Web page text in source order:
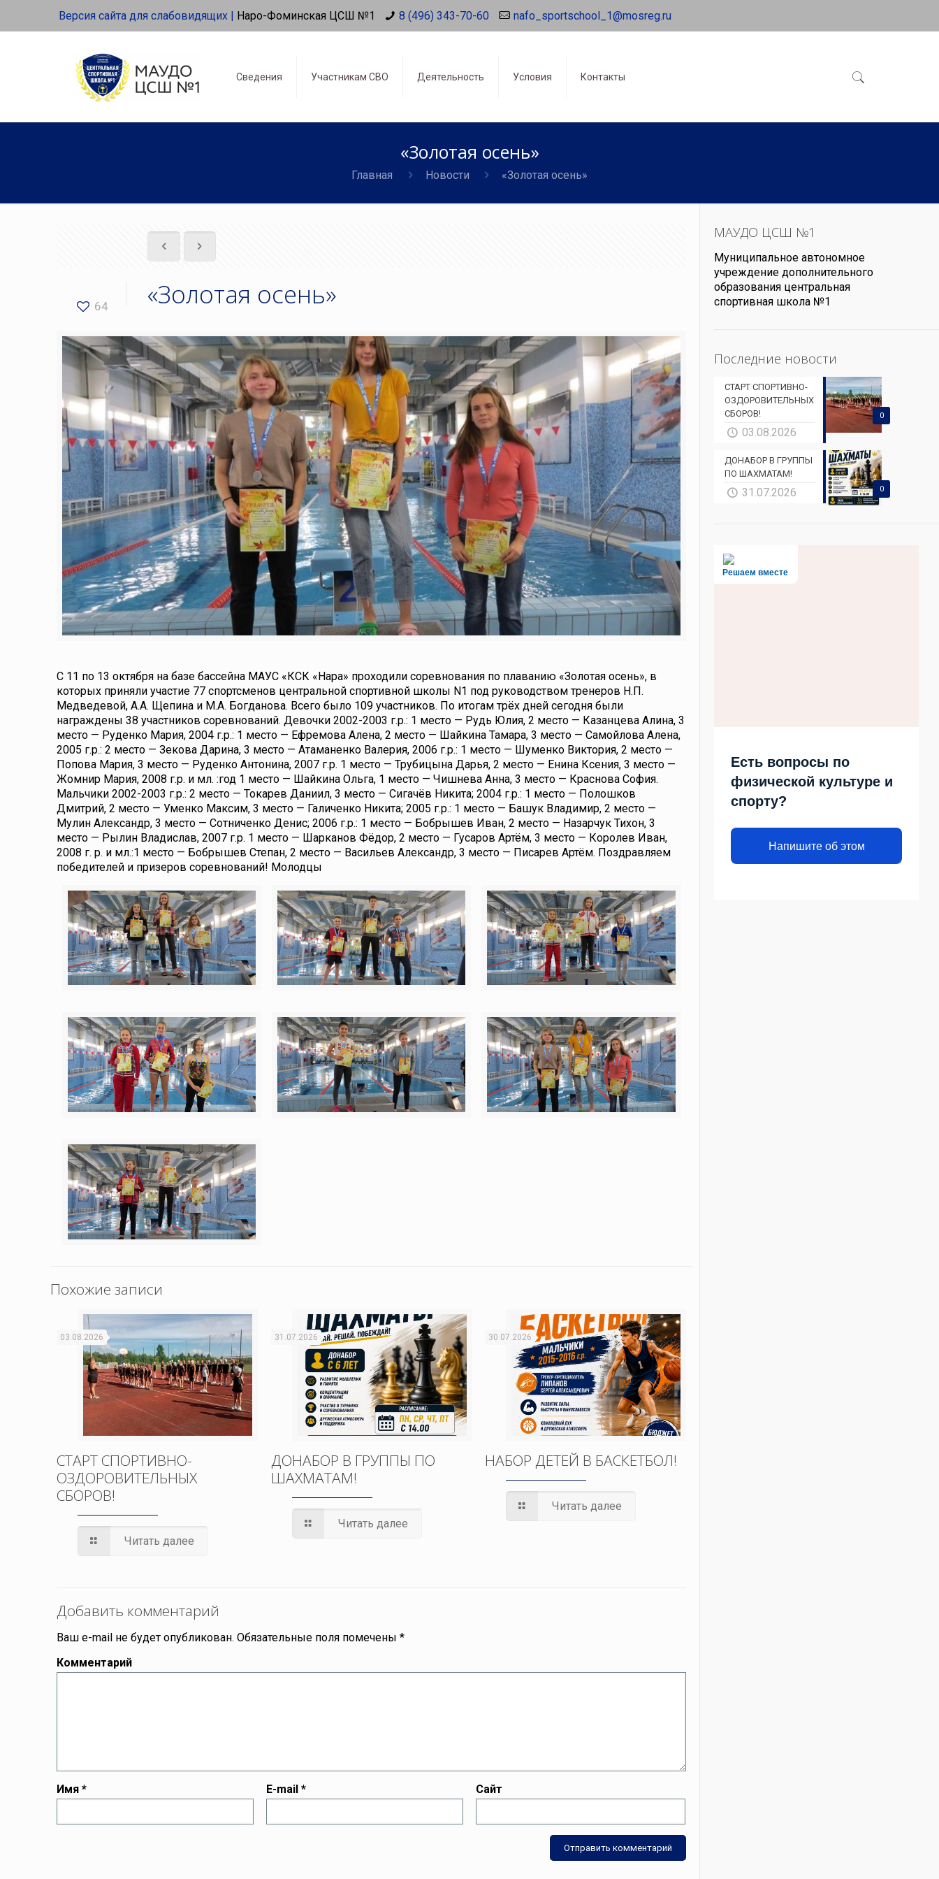
Версия сайта для слабовидящих | Наро-Фоминская ЦСШ №1 8 (496) 343-70-60 nafo_sportschool_1@mosreg.ru
Сведения Участникам СВО Деятельность Условия Контакты
«Золотая осень»
Главная Новости «Золотая осень»
64 «Золотая осень»
С 11 по 13 октября на базе бассейна МАУС «КСК «Нара» проходили соревнования по плаванию «Золотая осень», в
которых приняли участие 77 спортсменов центральной спортивной школы N1 под руководством тренеров Н.П.
Медведевой, А.А. Щепина и М.А. Богданова. Всего было 109 участников. По итогам трёх дней сегодня были
награждены 38 участников соревнований. Девочки 2002-2003 г.р.: 1 место — Рудь Юлия, 2 место — Казанцева Алина, 3
место — Руденко Мария, 2004 г.р.: 1 место — Ефремова Алена, 2 место — Шайкина Тамара, 3 место — Самойлова Алена,
2005 г.р.: 2 место — Зекова Дарина, 3 место — Атаманенко Валерия, 2006 г.р.: 1 место — Шуменко Виктория, 2 место —
Попова Мария, 3 место — Руденко Антонина, 2007 г.р. 1 место — Трубицына Дарья, 2 место — Енина Ксения, 3 место —
Жомнир Мария, 2008 г.р. и мл. :год 1 место — Шайкина Ольга, 1 место — Чишнева Анна, 3 место — Краснова София.
Мальчики 2002-2003 г.р.: 2 место — Токарев Даниил, 3 место — Сигачёв Никита; 2004 г.р.: 1 место — Полошков
Дмитрий, 2 место — Уменко Максим, 3 место — Галиченко Никита; 2005 г.р.: 1 место — Башук Владимир, 2 место —
Мулин Александр, 3 место — Сотниченко Денис; 2006 г.р.: 1 место — Бобрышев Иван, 2 место — Назарчук Тихон, 3
место — Рылин Владислав, 2007 г.р. 1 место — Шарканов Фёдор, 2 место — Гусаров Артём, 3 место — Королев Иван,
2008 г. р. и мл.:1 место — Бобрышев Степан, 2 место — Васильев Александр, 3 место — Писарев Артём. Поздравляем
победителей и призеров соревнований! Молодцы
Похожие записи
03.08.2026
СТАРТ СПОРТИВНО-
ОЗДОРОВИТЕЛЬНЫХ
СБОРОВ!
Читать далее
31.07.2026
ДОНАБОР В ГРУППЫ ПО
ШАХМАТАМ!
Читать далее
30.07.2026
НАБОР ДЕТЕЙ В БАСКЕТБОЛ!
Читать далее
Добавить комментарий
Ваш e-mail не будет опубликован. Обязательные поля помечены*
Комментарий
Имя* E-mail* Сайт
МАУДО ЦСШ №1
Муниципальное автономное
учреждение дополнительного
образования центральная
спортивная школа №1
Последние новости
0
СТАРТ СПОРТИВНО-
ОЗДОРОВИТЕЛЬНЫХ
СБОРОВ!
03.08.2026
0
ДОНАБОР В ГРУППЫ
ПО ШАХМАТАМ!
31.07.2026
Решаем вместе
Есть вопросы по
физической культуре и
спорту?
Напишите об этом